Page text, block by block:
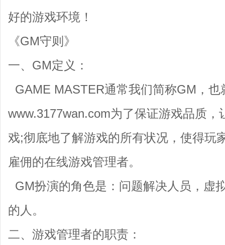
好的游戏环境！
《GM守则》
一、GM定义：
GAME MASTER通常我们简称GM，
www.3177wan.com为了保证游戏品质
戏;彻底地了解游戏的所有状况，使得玩
雇佣的在线游戏管理者。
GM扮演的角色是：问题解决人员，虚
的人。
二、游戏管理者的职责：